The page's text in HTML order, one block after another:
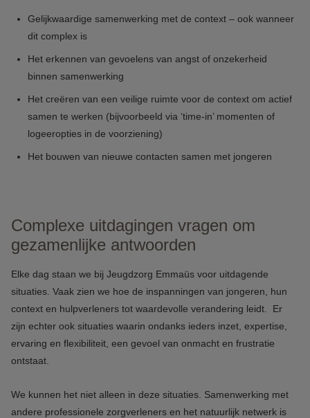
Gelijkwaardige samenwerking met de context – ook wanneer
dit complex is
Het erkennen van gevoelens van angst of onzekerheid
binnen samenwerking
Het creëren van een veilige ruimte voor de context om actief
samen te werken (bijvoorbeeld via ‘time-in’ momenten of
logeeropties in de voorziening)
Het bouwen van nieuwe contacten samen met jongeren
Complexe uitdagingen vragen om
gezamenlijke antwoorden
Elke dag staan we bij Jeugdzorg Emmaüs voor uitdagende
situaties. Vaak zien we hoe de inspanningen van jongeren, hun
context en hulpverleners tot waardevolle verandering leidt. Er
zijn echter ook situaties waarin ondanks ieders inzet, expertise,
ervaring en flexibiliteit, een gevoel van onmacht en frustratie
ontstaat.
We kunnen het niet alleen in deze situaties. Samenwerking met
andere professionele zorgverleners en het natuurlijk netwerk is